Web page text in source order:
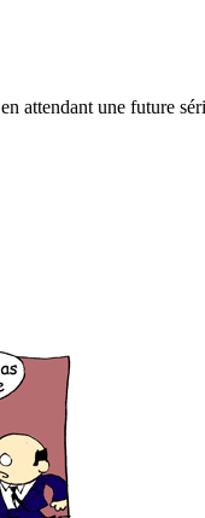
attendant une future